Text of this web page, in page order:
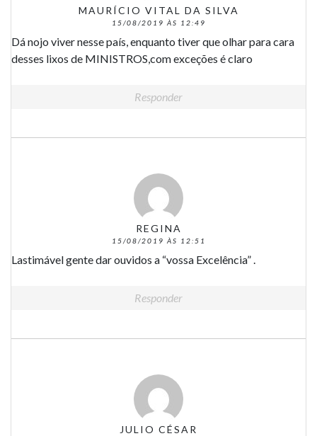
MAURÍCIO VITAL DA SILVA
15/08/2019 ÀS 12:49
Dá nojo viver nesse país, enquanto tiver que olhar para cara
desses lixos de MINISTROS,com exceções é claro
Responder
REGINA
15/08/2019 ÀS 12:51
Lastimável gente dar ouvidos a “vossa Excelência” .
Responder
JULIO CÉSAR